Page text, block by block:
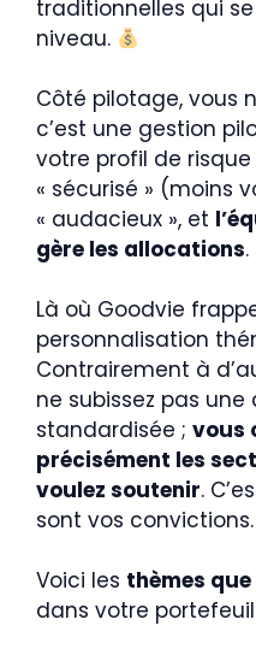
traditionnelles qui
niveau.
Côté pilotage, vous
c’est une gestion
votre profil de
« sécurisé » (moins
« audacieux », et
gère les allocations.
Là où Goodvie
personnalisation
Contrairement à
ne subissez pas
standardisée ; vous
précisément les
voulez soutenir.
sont vos convictions.
Voici les thèmes
dans votre